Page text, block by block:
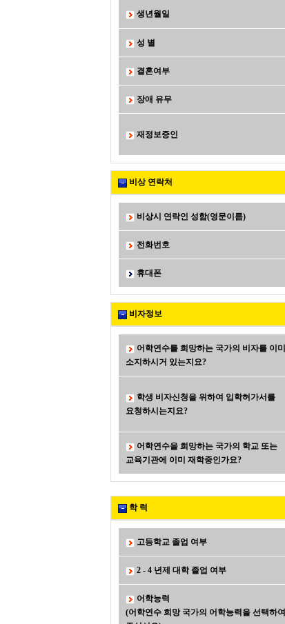
생년월일
성 별
결혼여부
장애 유무
재정보증인
비상 연락처
비상시 연락인 성함(영문이름)
전화번호
휴대폰
비자정보
어학연수를 희망하는 국가의 비자를 이미
소지하시거 있는지요?
학생 비자신청을 위하여 입학허가서를
요청하시는지요?
어학연수을 희망하는 국가의 학교 또는
교육기관에 이미 재학중인가요?
학 력
고등학교 졸업 여부
2 - 4 년제 대학 졸업 여부
어학능력
(어학연수 희망 국가의 어학능력을 선택하여